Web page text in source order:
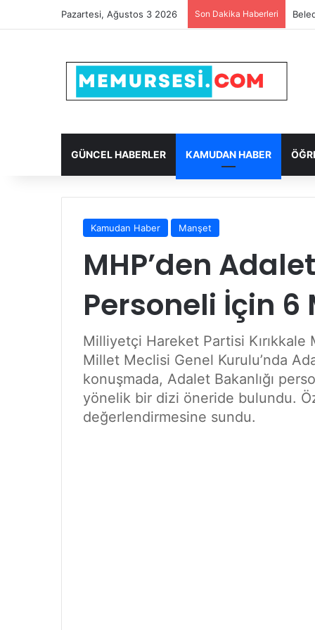
Pazartesi, Ağustos 3 2026 Son Dakika Haberleri
GÜNCEL HABERLER KAMUDAN HABER
Kamudan Haber Manşet
MHP’den
Personeli İçin
Milliyetçi Hareket Partisi
Millet Meclisi Genel Kurulu’nda
konuşmada, Adalet Bakanlığı
yönelik bir dizi öneride bulundu.
değerlendirmesine sundu.